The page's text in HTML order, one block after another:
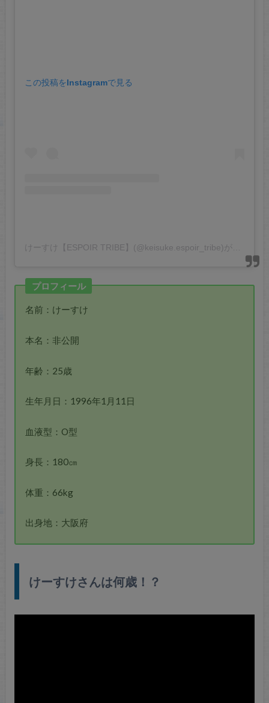
この投稿をInstagramで見る
プロフィール
名前：けーすけ
本名：非公開
年齢：25歳
生年月日：1996年1月11日
血液型：O型
身長：180㎝
体重：66kg
出身地：大阪府
けーすけさんは何歳！？